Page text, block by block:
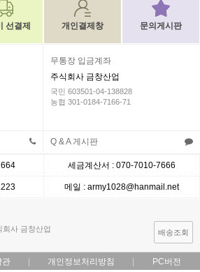
선결제 개인결제창 문의게시판
무통장 입금계좌
주식회사 금창산업
국민 603501-04-138828
농협 301-0184-7166-71
Q & A 게시판
세금계산서 : 070-7010-7666
메일 : army1028@hanmail.net
사 금창산업 배송조회
관 개인정보처리방침 PC버전